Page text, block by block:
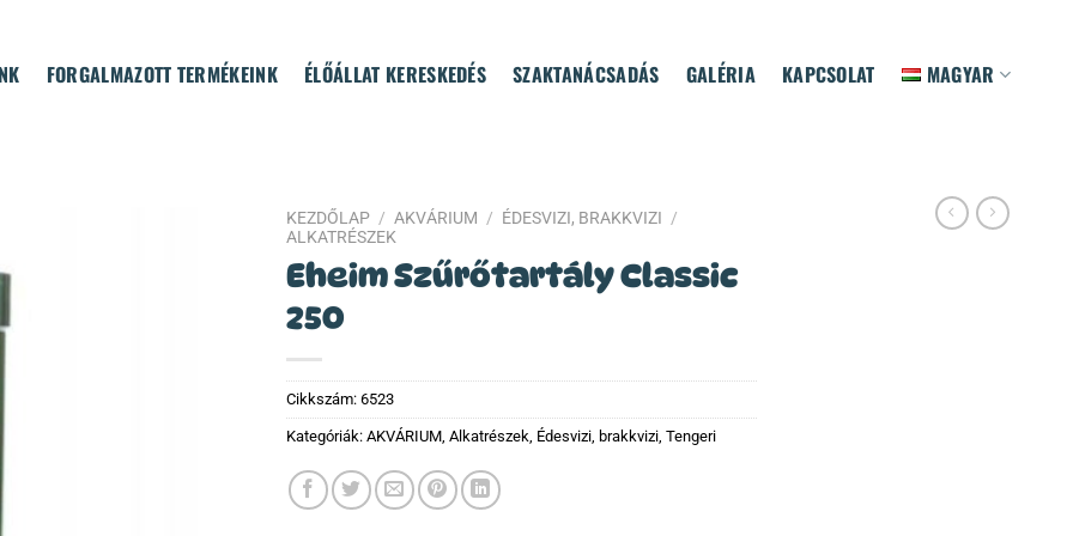
FORGALMAZOTT TERMÉKEINK ÉLŐÁLLAT KERESKEDÉS SZAKTANÁCSADÁS GALÉRIA KAPCSOLAT MAGYAR
KEZDŐLAP / AKVÁRIUM / ÉDESVIZI, BRAKKVIZI /
ALKATRÉSZEK
Eheim Szűrőtartály Classic
250
Cikkszám: 6523
Kategóriák: AKVÁRIUM Alkatrészek Édesvizi, brakkvizi Tengeri